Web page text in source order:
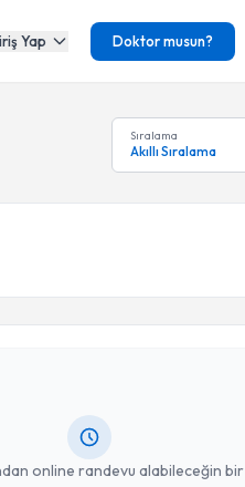
Yap Doktor musun?
Sıralama
Akıllı Sıralama
online randevu alabileceğin bir